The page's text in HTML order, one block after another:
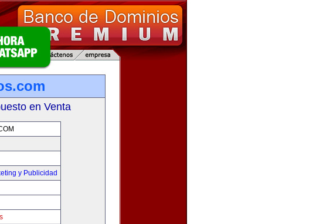
en Venta
y Publicidad